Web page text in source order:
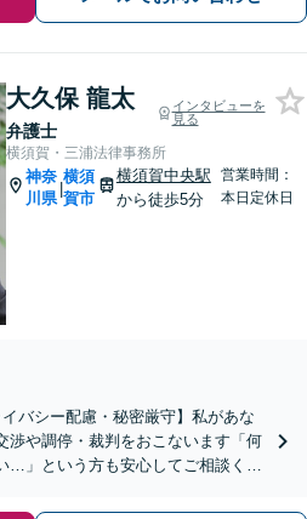
大久保 龍太
弁護士
インタビューを
見る
横須賀・三浦法律事務所
神奈
川県
|
横須
賀市
横須賀中央駅
から徒歩5分
営業時間：
本日定休日
バシー配慮・秘密厳守】私があな
渉や調停・裁判をおこないます「何
…」という方も安心してご相談くだ